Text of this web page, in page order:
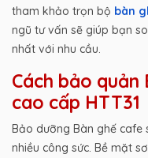
tham khảo trọn bộ bàn
ngũ tư vấn sẽ giúp bạn
nhất với nhu cầu.
Cách bảo
cao cấp HTT31
Bảo dưỡng Bàn ghế cafe
nhiều công sức. Bề mặt